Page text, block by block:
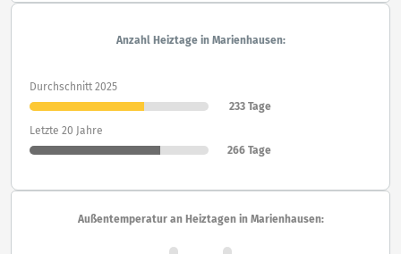
Anzahl Heiztage in Marienhausen:
Durchschnitt 2025
233 Tage
Letzte 20 Jahre
266 Tage
Außentemperatur an Heiztagen in Marienhausen: